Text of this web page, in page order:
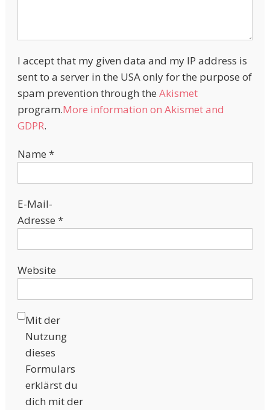
I accept that my given data and my IP address is
sent to a server in the USA only for the purpose of
spam prevention through the Akismet
program.More information on Akismet and
GDPR.
Name *
E-Mail-
Adresse *
Website
Mit der
Nutzung
dieses
Formulars
erklärst du
dich mit der